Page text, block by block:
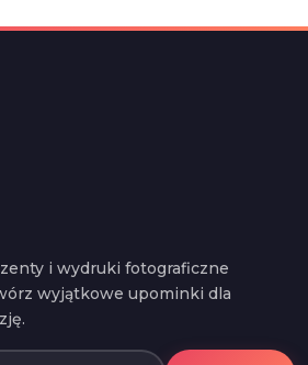
i wydruki fotograficzne
wyjątkowe upominki dla